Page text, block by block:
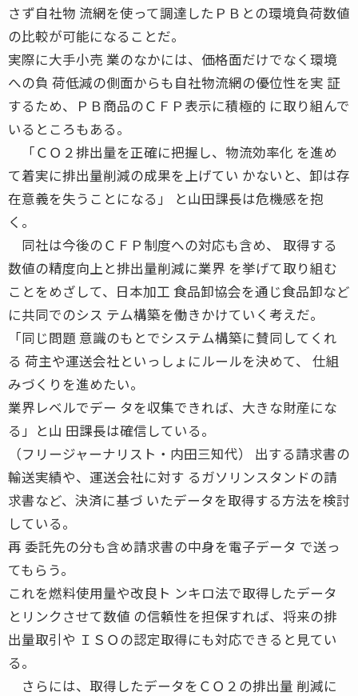
さず自社物 流網を使って調達したＰＢとの環境負荷数値
の比較が可能になることだ。
実際に大手小売 業のなかには、価格面だけでなく環境
への負 荷低減の側面からも自社物流網の優位性を実 証
するため、ＰＢ商品のＣＦＰ表示に積極的 に取り組んで
いるところもある。
「ＣＯ２排出量を正確に把握し、物流効率化 を進め
て着実に排出量削減の成果を上げてい かないと、卸は存
在意義を失うことになる」 と山田課長は危機感を抱
く。
同社は今後のＣＦＰ制度への対応も含め、 取得する
数値の精度向上と排出量削減に業界 を挙げて取り組む
ことをめざして、日本加工 食品卸協会を通じ食品卸など
に共同でのシス テム構築を働きかけていく考えだ。
「同じ問題 意識のもとでシステム構築に賛同してくれ
る 荷主や運送会社といっしょにルールを決めて、 仕組
みづくりを進めたい。
業界レベルでデー タを収集できれば、大きな財産にな
る」と山 田課長は確信している。
（フリージャーナリスト・内田三知代） 出する請求書の
輸送実績や、運送会社に対す るガソリンスタンドの請
求書など、決済に基づ いたデータを取得する方法を検討
している。
再 委託先の分も含め請求書の中身を電子データ で送っ
てもらう。
これを燃料使用量や改良ト ンキロ法で取得したデータ
とリンクさせて数値 の信頼性を担保すれば、将来の排
出量取引や ＩＳＯの認定取得にも対応できると見てい
る。
さらには、取得したデータをＣＯ２の排出量 削減に